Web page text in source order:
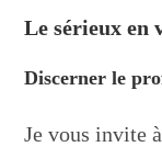
Le sérieux en
Discerner le
Je vous invite